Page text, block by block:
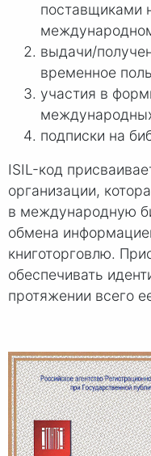
поставщиками
выдачи/
временное
участия в
подписки на
ISIL-код
организации,
в международную
обмена
книготорговлю.
обеспечивать
протяжении всего